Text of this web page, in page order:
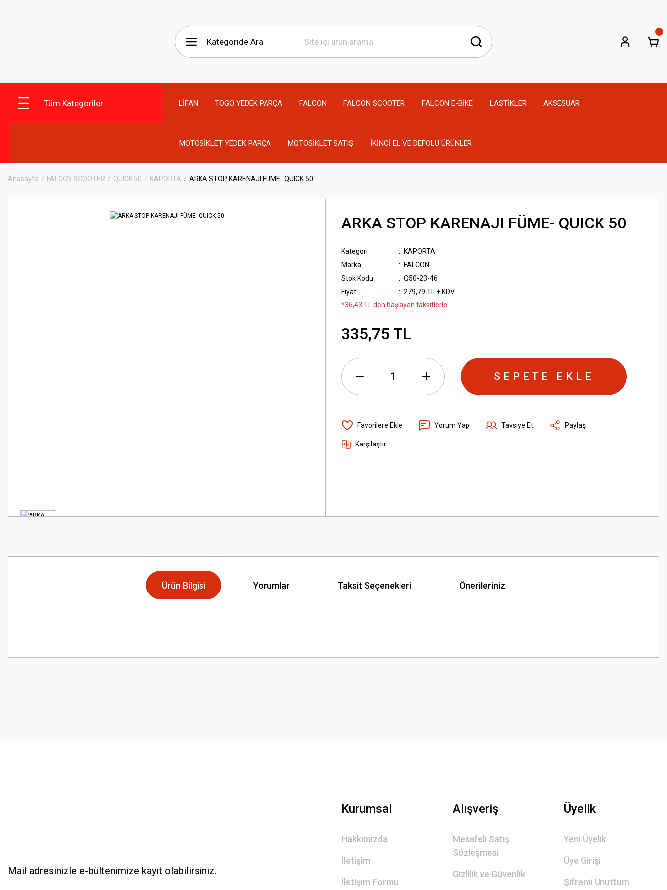
Tüm Kategoriler LİFAN TOGO YEDEK PARÇA FALCON FALCON SCOOTER FALCON E-BİKE LASTİKLER AKSESUAR
MOTOSİKLET YEDEK PARÇA MOTOSİKLET SATIŞ İKİNCİ EL VE DEFOLU ÜRÜNLER
Anasayfa FALCON SCOOTER QUICK 50 KAPORTA ARKA STOP KARENAJI FÜME- QUICK 50
ARKA STOP KARENAJI FÜME- QUICK 50
Kategori
KAPORTA
Marka
FALCON
Stok Kodu
Q50-23-46
Fiyat
279,79 TL + KDV
*36,43 TL den başlayan taksitlerle!
335,75 TL
SEPETE EKLE
Yorum Yap Tavsiye Et Paylaş
Karşılaştır
Ürün Bilgisi Yorumlar Taksit Seçenekleri Önerileriniz
Görüş ve önerileriniz için teşekkür ederiz.
Mail adresinizle e-bültenimize kayıt olabilirsiniz.
Kurumsal
Hakkımızda
İletişim
İletişim Formu
Alışveriş
Mesafeli Satış
Sözleşmesi
Gizlilik ve Güvenlik
Üyelik
Yeni Üyelik
Üye Girişi
Şifremi Unuttum